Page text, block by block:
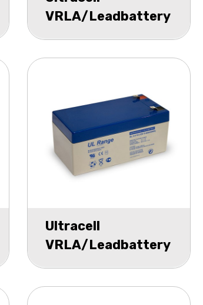
VRLA/Leadbattery
Ultracell
VRLA/Leadbattery